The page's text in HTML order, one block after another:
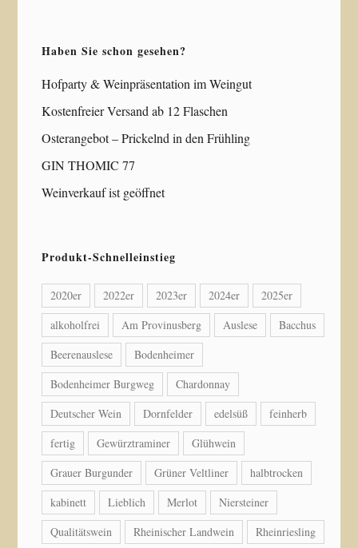
Haben Sie schon gesehen?
Hofparty & Weinpräsentation im Weingut
Kostenfreier Versand ab 12 Flaschen
Osterangebot – Prickelnd in den Frühling
GIN THOMIC 77
Weinverkauf ist geöffnet
Produkt-Schnelleinstieg
2020er 2022er 2023er 2024er
2025er
alkoholfrei
Am Provinusberg Auslese
Bacchus
Beerenauslese
Bodenheimer
Bodenheimer Burgweg
Chardonnay
Deutscher Wein
Dornfelder edelsüß
feinherb
fertig
Gewürztraminer
Glühwein
Grauer Burgunder
Grüner Veltliner
halbtrocken
kabinett
Lieblich Merlot
Niersteiner
Qualitätswein
Rheinischer Landwein
Rheinriesling